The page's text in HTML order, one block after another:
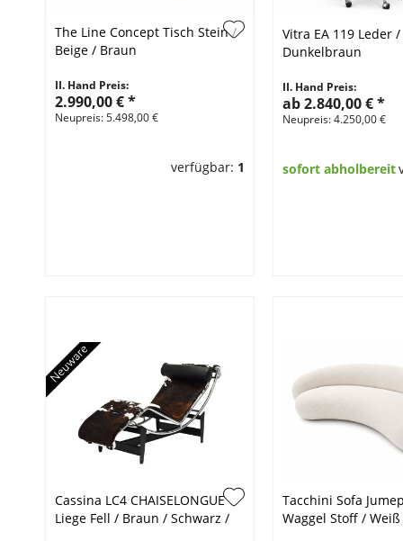
The Line Concept Tisch Stein /
Beige / Braun
II. Hand Preis:
2.990,00 €*
Neupreis: 5.498,00 €
verfügbar: 1
Vitra EA 119 Leder /
Dunkelbraun
II. Hand Preis:
ab 2.840,00 €*
Neupreis: 4.250,00 €
sofort abholbereit
Cassina LC4 CHAISELONGUE
Liege Fell / Braun / Schwarz /
Tacchini Sofa
Waggel Stoff /